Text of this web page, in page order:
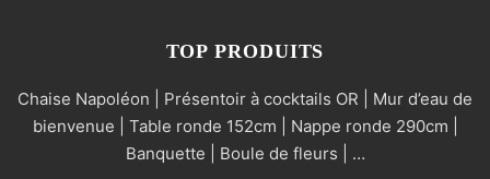
TOP PRODUITS
Chaise Napoléon | Présentoir à cocktails OR | Mur d’eau de
bienvenue | Table ronde 152cm | Nappe ronde 290cm |
Banquette | Boule de fleurs | …